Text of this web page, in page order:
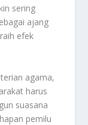
sering
ajang
efek
agama,
harus
suasana
pemilu